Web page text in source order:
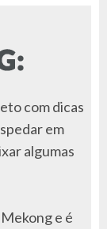
com dicas
em
algumas
e é